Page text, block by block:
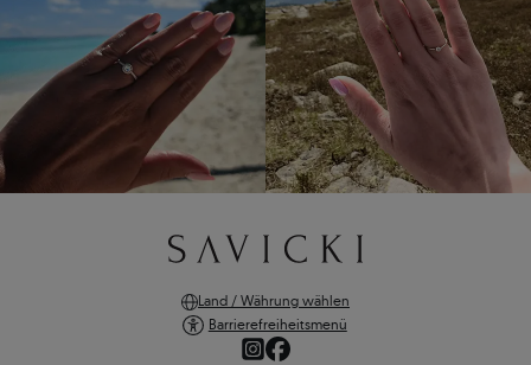
Land / Währung wählen
Barrierefreiheitsmenü